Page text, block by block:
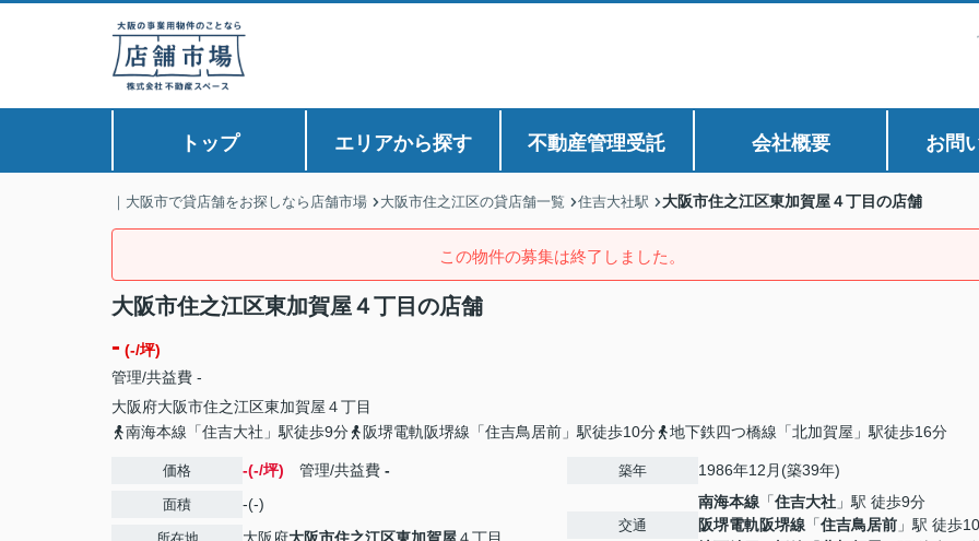
トップ エリアから探す 不動産管理受託 会社概要 お問
｜大阪市で貸店舗をお探しなら店舗市場 大阪市住之江区の貸店舗一覧 住吉大社駅 大阪市住之江区東加賀屋４丁目の店舗
この物件の募集は終了しました。
大阪市住之江区東加賀屋４丁目の店舗
- (-/坪)
管理/共益費 -
大阪府大阪市住之江区東加賀屋 ４丁目
南海本線「住吉大社」駅徒歩9分
阪堺電軌阪堺線「住吉鳥居前」駅徒歩10分 地下鉄四つ橋線「北加賀屋」駅徒歩16分
価格 -(-/坪) 管理/共益費 -
面積 -(-)
築年 1986年12月(築39年)
交通
南海本線 「住吉大社 」駅 徒歩9分
阪堺電軌阪堺線 「住吉鳥居前 」駅 徒歩